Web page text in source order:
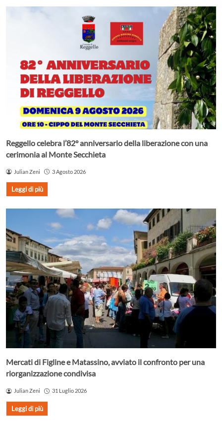
Reggello celebra l’82° anniversario della liberazione con una
cerimonia al Monte Secchieta
Julian Zeni 3 Agosto 2026
Leggi di più
Mercati di Figline e Matassino, avviato il confronto per una
riorganizzazione condivisa
Julian Zeni 31 Luglio 2026
Leggi di più